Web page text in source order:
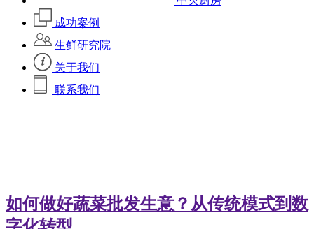
成功案例
生鲜研究院
关于我们
联系我们
如何做好蔬菜批发生意？从传统模式到数